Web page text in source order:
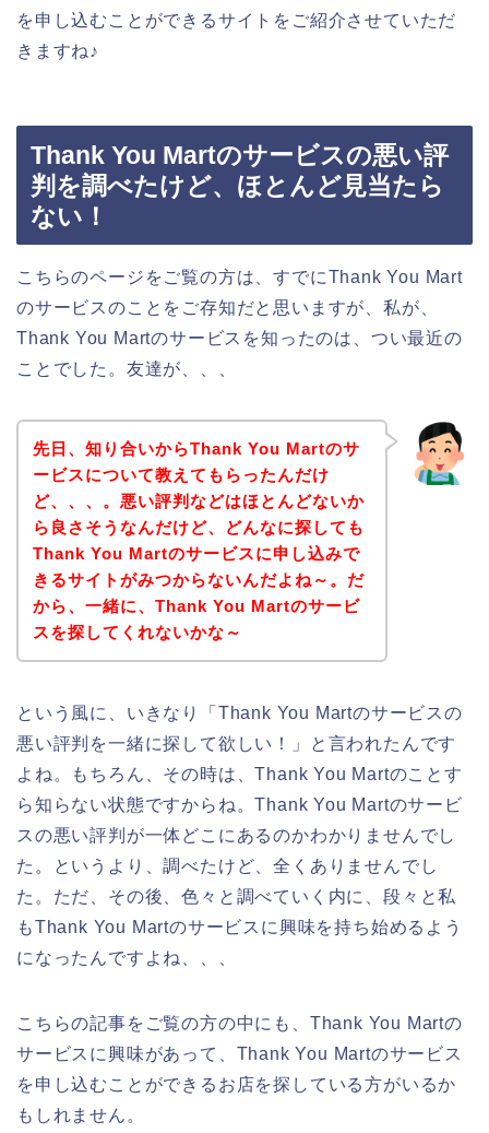
を申し込むことができるサイトをご紹介させていただ
きますね♪
Thank You Martのサービスの悪い評
判を調べたけど、ほとんど見当たら
ない！
こちらのページをご覧の方は、すでにThank You Mart
のサービスのことをご存知だと思いますが、私が、
Thank You Martのサービスを知ったのは、つい最近の
ことでした。友達が、、、
先日、知り合いからThank You Martのサ
ービスについて教えてもらったんだけ
ど、、、。悪い評判などはほとんどないか
ら良さそうなんだけど、どんなに探しても
Thank You Martのサービスに申し込みで
きるサイトがみつからないんだよね～。だ
から、一緒に、Thank You Martのサービ
スを探してくれないかな～
という風に、いきなり「Thank You Martのサービスの
悪い評判を一緒に探して欲しい！」と言われたんです
よね。もちろん、その時は、Thank You Martのことす
ら知らない状態ですからね。Thank You Martのサービ
スの悪い評判が一体どこにあるのかわかりませんでし
た。というより、調べたけど、全くありませんでし
た。ただ、その後、色々と調べていく内に、段々と私
もThank You Martのサービスに興味を持ち始めるよう
になったんですよね、、、
こちらの記事をご覧の方の中にも、Thank You Martの
サービスに興味があって、Thank You Martのサービス
を申し込むことができるお店を探している方がいるか
もしれません。